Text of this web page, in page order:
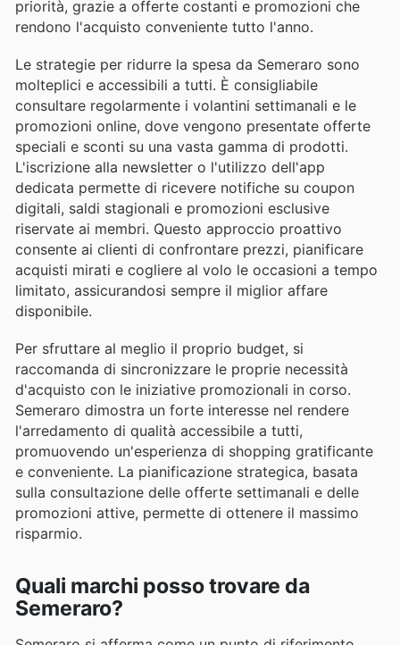
priorità, grazie a offerte costanti e promozioni che
rendono l'acquisto conveniente tutto l'anno.
Le strategie per ridurre la spesa da Semeraro sono
molteplici e accessibili a tutti. È consigliabile
consultare regolarmente i volantini settimanali e le
promozioni online, dove vengono presentate offerte
speciali e sconti su una vasta gamma di prodotti.
L'iscrizione alla newsletter o l'utilizzo dell'app
dedicata permette di ricevere notifiche su coupon
digitali, saldi stagionali e promozioni esclusive
riservate ai membri. Questo approccio proattivo
consente ai clienti di confrontare prezzi, pianificare
acquisti mirati e cogliere al volo le occasioni a tempo
limitato, assicurandosi sempre il miglior affare
disponibile.
Per sfruttare al meglio il proprio budget, si
raccomanda di sincronizzare le proprie necessità
d'acquisto con le iniziative promozionali in corso.
Semeraro dimostra un forte interesse nel rendere
l'arredamento di qualità accessibile a tutti,
promuovendo un'esperienza di shopping gratificante
e conveniente. La pianificazione strategica, basata
sulla consultazione delle offerte settimanali e delle
promozioni attive, permette di ottenere il massimo
risparmio.
Quali marchi posso trovare da
Semeraro?